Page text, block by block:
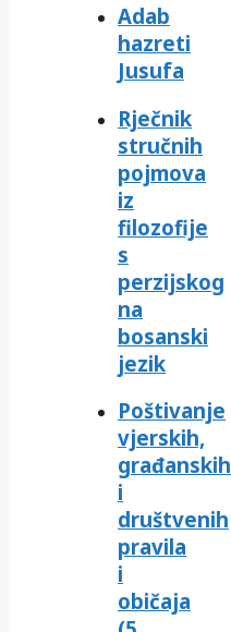
Adab
hazreti
Jusufa
Rječnik
stručnih
pojmova
iz
filozofije
s
perzijskog
na
bosanski
jezik
Poštivanje
vjerskih,
građanskih
i
društvenih
pravila
i
običaja